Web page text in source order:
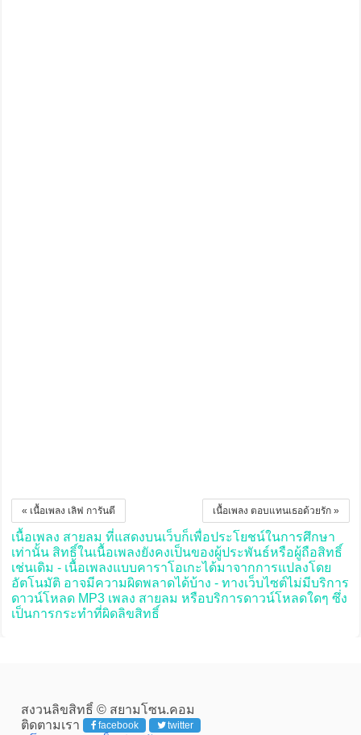
เนื้อเพลง ตอบแทนเธอด้วยรัก »
« เนื้อเพลง เลิฟ การันตี
เนื้อเพลง สายลม ที่แสดงบนเว็บก็เพื่อประโยชน์ในการศึกษา
เท่านั้น สิทธิ์ในเนื้อเพลงยังคงเป็นของผู้ประพันธ์หรือผู้ถือสิทธิ์
เช่นเดิม - เนื้อเพลงแบบคาราโอเกะได้มาจากการแปลงโดย
อัตโนมัติ อาจมีความผิดพลาดได้บ้าง - ทางเว็บไซต์ไม่มีบริการ
ดาวน์โหลด MP3 เพลง สายลม หรือบริการดาวน์โหลดใดๆ ซึ่ง
เป็นการกระทำที่ผิดลิขสิทธิ์
สงวนลิขสิทธิ์ © สยามโซน.คอม
ติดตามเรา
facebook twitter